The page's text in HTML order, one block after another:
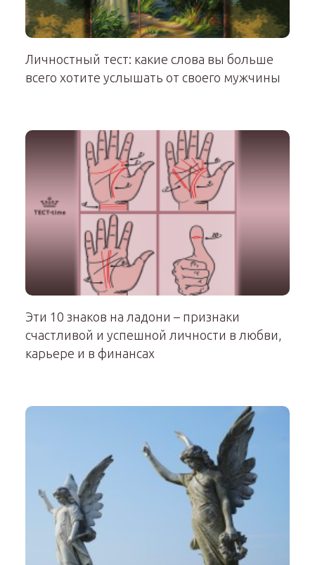
Личностный тест: какие слова вы больше
всего хотите услышать от своего мужчины
Эти 10 знаков на ладони – признаки
счастливой и успешной личности в любви,
карьере и в финансах